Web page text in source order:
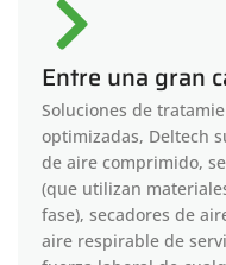
Entre una gran
Soluciones de
optimizadas, Deltech
de aire comprimido,
(que utilizan
fase), secadores de
aire respirable de